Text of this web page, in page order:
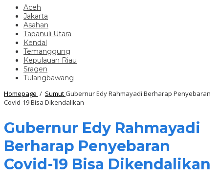
Aceh
Jakarta
Asahan
Tapanuli Utara
Kendal
Temanggung
Kepulauan Riau
Sragen
Tulangbawang
Homepage / SumutGubernur Edy Rahmayadi Berharap Penyebaran
Covid-19 Bisa Dikendalikan
Gubernur Edy Rahmayadi
Berharap Penyebaran
Covid-19 Bisa Dikendalikan